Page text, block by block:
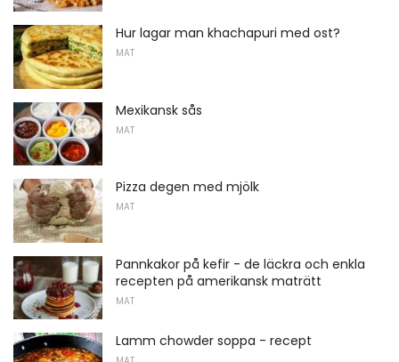
Hur lagar man khachapuri med ost?
MAT
Mexikansk sås
MAT
Pizza degen med mjölk
MAT
Pannkakor på kefir - de läckra och enkla
recepten på amerikansk maträtt
MAT
Lamm chowder soppa - recept